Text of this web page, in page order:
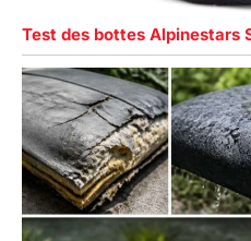
Test des bottes Alpinestars